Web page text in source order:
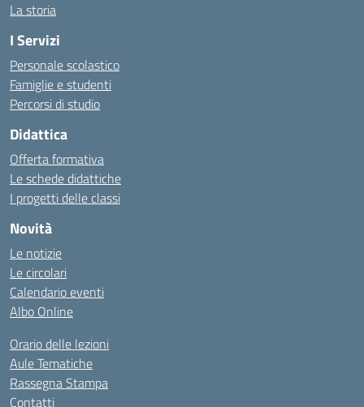
La storia
I Servizi
Personale scolastico
Famiglie e studenti
Percorsi di studio
Didattica
Offerta formativa
Le schede didattiche
I progetti delle classi
Novità
Le notizie
Le circolari
Calendario eventi
Albo Online
Orario delle lezioni
Aule Tematiche
Rassegna Stampa
Contatti